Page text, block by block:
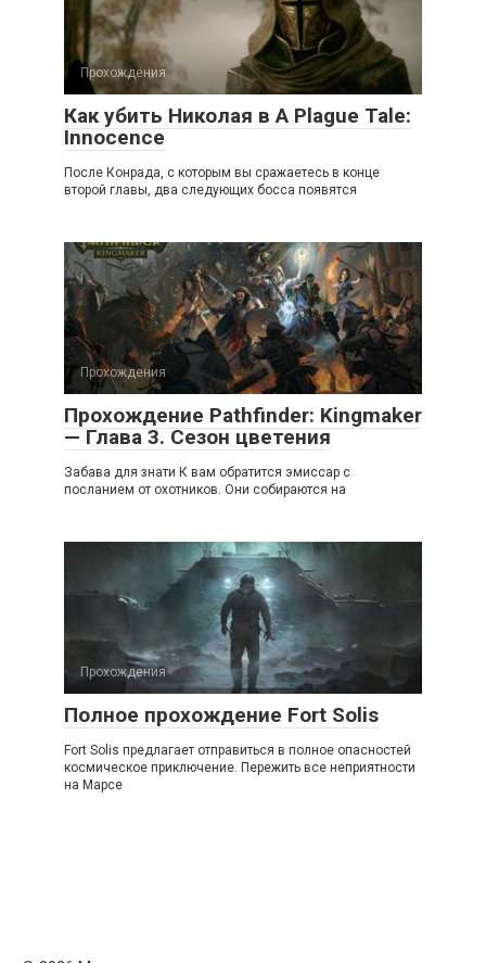
Прохождения
Как убить Николая в A Plague Tale:
Innocence
После Конрада, с которым вы сражаетесь в конце
второй главы, два следующих босса появятся
Прохождения
Прохождение Pathfinder: Kingmaker
— Глава 3. Сезон цветения
Забава для знати К вам обратится эмиссар с
посланием от охотников. Они собираются на
Прохождения
Полное прохождение Fort Solis
Fort Solis предлагает отправиться в полное опасностей
космическое приключение. Пережить все неприятности
на Марсе